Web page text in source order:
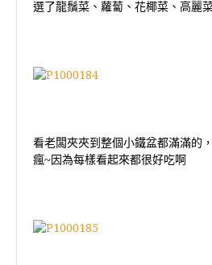
選了龍鬚菜、蘿蔔、花椰菜、高麗
看老闆夾夾到整個小鐵盆都滿滿的
瘋~ 因為每樣看起來都很好吃啊